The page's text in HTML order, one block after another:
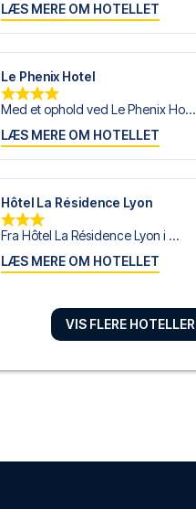
LÆS MERE OM HOTELLET
Le Phenix Hotel
Med et ophold ved Le Phenix Ho...
LÆS MERE OM HOTELLET
Hôtel La Résidence Lyon
Fra Hôtel La Résidence Lyon i ...
LÆS MERE OM HOTELLET
Ho36 hostels
LÆS MERE OM HOTELLET
VIS FLERE HOTELLER